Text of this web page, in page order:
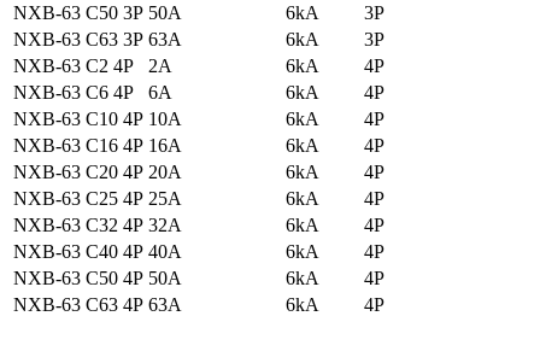
NXB-63 C50 3P 50A 6kA
3P
NXB-63 C63 3P 63A 6kA
3P
NXB-63 C2 4P
2A 6kA
4P
NXB-63 C6 4P
6A 6kA
4P
NXB-63 C10 4P 10A 6kA
4P
NXB-63 C16 4P 16A 6kA
4P
NXB-63 C20 4P 20A 6kA
4P
NXB-63 C25 4P 25A 6kA
4P
NXB-63 C32 4P 32A 6kA
4P
NXB-63 C40 4P 40A 6kA
4P
NXB-63 C50 4P 50A 6kA
4P
NXB-63 C63 4P 63A 6kA 4P